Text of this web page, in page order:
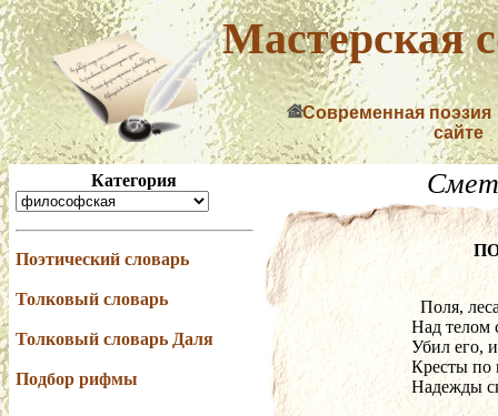
Мастерская
Современная поэзия
сайте
Категория
Поэтический словарь
Толковый словарь
Толковый словарь Даля
Подбор рифмы
Поля,
Над телом
Убил его,
Кресты по
Надежды